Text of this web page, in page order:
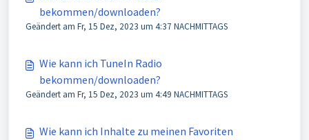
bekommen/downloaden?
Geändert am Fr, 15 Dez, 2023 um 4:37 NACHMITTAGS
Wie kann ich TuneIn Radio
bekommen/downloaden?
Geändert am Fr, 15 Dez, 2023 um 4:49 NACHMITTAGS
Wie kann ich Inhalte zu meinen Favoriten